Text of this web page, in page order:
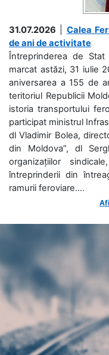
31.07.2026
Calea
de ani de activitate
Întreprinderea de Stat
marcat astăzi, 31 iulie
aniversarea a 155 de
teritoriul Republicii
istoria transportului
participat ministrul
dl Vladimir Bolea,
din Moldova”, dl
organizațiilor
întreprinderii din
ramurii feroviare....